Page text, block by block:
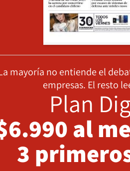
mayoría no entiende el
empresas. El resto
Plan
al
3